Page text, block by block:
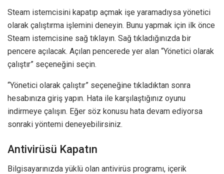
Steam istemcisini kapatıp açmak işe yaramadıysa yönetici
olarak çalıştırma işlemini deneyin. Bunu yapmak için ilk önce
Steam istemcisine sağ tıklayın. Sağ tıkladığınızda bir
pencere açılacak. Açılan pencerede yer alan “Yönetici olarak
çalıştır” seçeneğini seçin.
“Yönetici olarak çalıştır” seçeneğine tıkladıktan sonra
hesabınıza giriş yapın. Hata ile karşılaştığınız oyunu
indirmeye çalışın. Eğer söz konusu hata devam ediyorsa
sonraki yöntemi deneyebilirsiniz.
Antivirüsü Kapatın
Bilgisayarınızda yüklü olan antivirüs programı, içerik